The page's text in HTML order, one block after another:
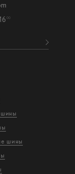
шины
00